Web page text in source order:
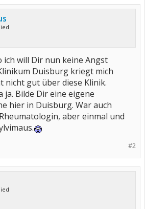
ich will Dir nun keine Angst
Duisburg kriegt mich
nicht gut über diese Klinik.
ja. Bilde Dir eine eigene
hier in Duisburg. War auch
aber einmal und
#2